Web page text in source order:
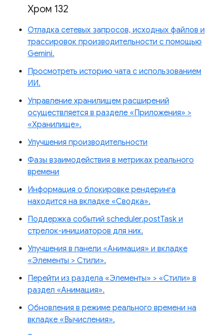
Хром 132
Отладка сетевых запросов, исходных файлов и
трассировок производительности с помощью
Gemini.
Просмотреть историю чата с использованием
ИИ.
Управление хранилищем расширений
осуществляется в разделе «Приложения» >
«Хранилище».
Улучшения производительности
Фазы взаимодействия в метриках реального
времени
Информация о блокировке рендеринга
находится на вкладке «Сводка».
Поддержка событий scheduler.postTask и
стрелок-инициаторов для них.
Улучшения в панели «Анимация» и вкладке
«Элементы > Стили».
Перейти из раздела «Элементы» > «Стили» в
раздел «Анимация».
Обновления в режиме реального времени на
вкладке «Вычисления».